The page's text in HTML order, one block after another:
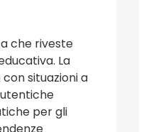
che riveste
La
situazioni a
per gli
e Turismo
143 eventi